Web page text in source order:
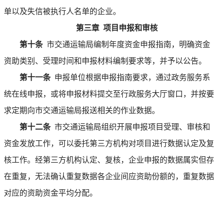
单以及失信被执行人名单的企业。
第三章 项目申报和审核
第十条 市交通运输局编制年度资金申报指南，明确资金
资助类别、受理时间和申报材料编制要求等，并予以公告。
第十一条申报单位根据申报指南要求，通过政务服务系
统在线申报，或将申报材料提交至行政服务大厅窗口，并按要
求定期向市交通运输局报送相关的作业数据。
第十二条市交通运输局组织开展申报项目受理、审核和
资金发放工作，可以委托第三方机构对项目进行数据认定及复
核工作。经第三方机构认定、复核，企业申报的数据属实但存
在重复，无法确认重复数据各企业间应资助份额的，重复数据
对应的资助资金平均分配。